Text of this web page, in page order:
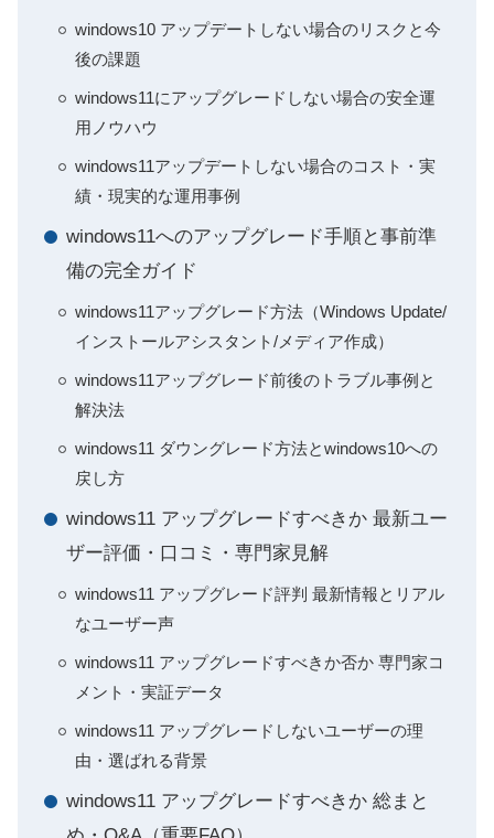
windows10 アップデートしない場合のリスクと今
後の課題
windows11にアップグレードしない場合の安全運
用ノウハウ
windows11アップデートしない場合のコスト・実
績・現実的な運用事例
windows11へのアップグレード手順と事前準
備の完全ガイド
windows11アップグレード方法（Windows Update/
インストールアシスタント/メディア作成）
windows11アップグレード前後のトラブル事例と
解決法
windows11 ダウングレード方法とwindows10への
戻し方
windows11 アップグレードすべきか 最新ユー
ザー評価・口コミ・専門家見解
windows11 アップグレード評判 最新情報とリアル
なユーザー声
windows11 アップグレードすべきか否か 専門家コ
メント・実証データ
windows11 アップグレードしないユーザーの理
由・選ばれる背景
windows11 アップグレードすべきか 総まと